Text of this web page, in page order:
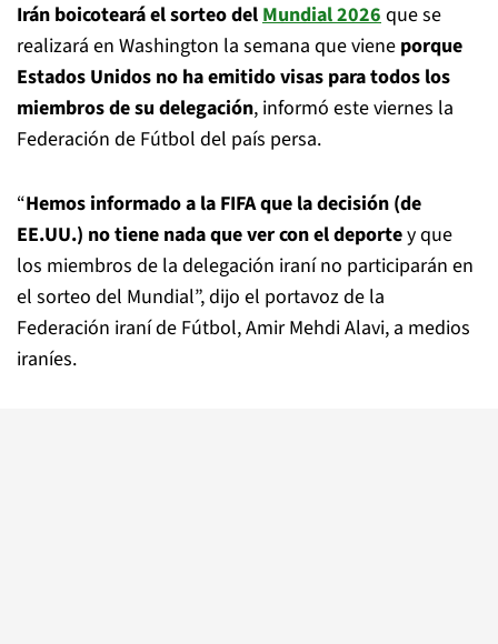
Irán boicoteará el sorteo delMundial 2026que se
realizará en Washington la semana que viene porque
Estados Unidos no ha emitido visas para todos los
miembros de su delegación, informó este viernes la
Federación de Fútbol del país persa.
“Hemos informado a la FIFA que la decisión (de
EE.UU.) no tiene nada que ver con el deportey que
los miembros de la delegación iraní no participarán en
el sorteo del Mundial”, dijo el portavoz de la
Federación iraní de Fútbol, Amir Mehdi Alavi, a medios
iraníes.